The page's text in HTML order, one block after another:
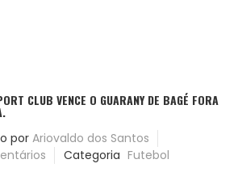
CLUB VENCE O GUARANY DE BAGÉ FORA
por Ariovaldo dos Santos
Categoria Futebol